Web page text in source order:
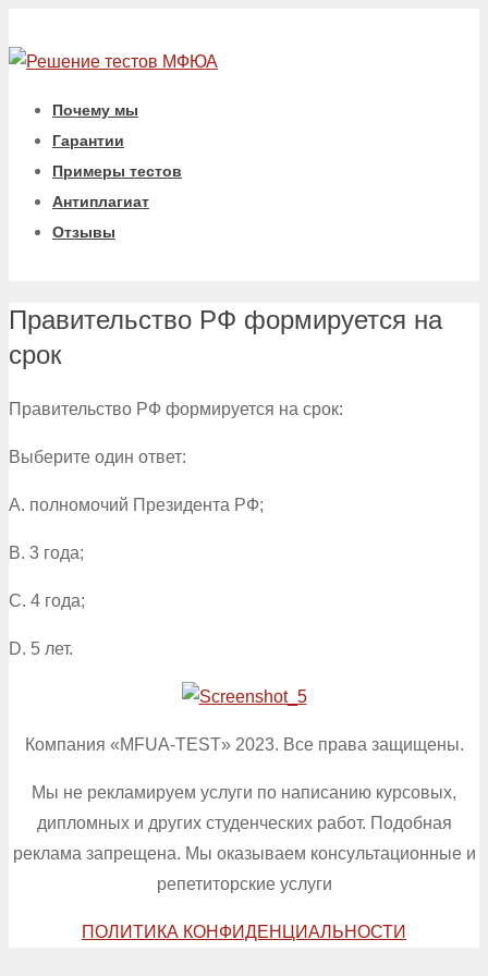
Почему мы
Гарантии
Примеры тестов
Антиплагиат
Отзывы
Правительство РФ формируется на
срок
Правительство РФ формируется на срок:
Выберите один ответ:
A. полномочий Президента РФ;
B. 3 года;
C. 4 года;
D. 5 лет.
Компания «MFUA-TEST» 2023. Все права защищены.
Мы не рекламируем услуги по написанию курсовых,
дипломных и других студенческих работ. Подобная
реклама запрещена. Мы оказываем консультационные и
репетиторские услуги
ПОЛИТИКА КОНФИДЕНЦИАЛЬНОСТИ